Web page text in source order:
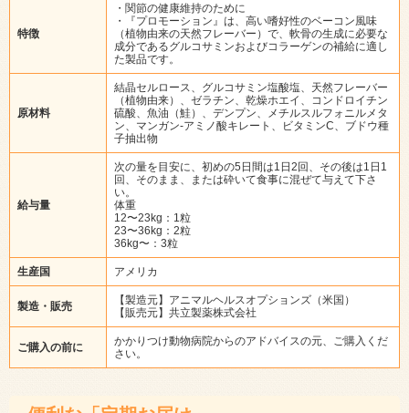
特徴
・関節の健康維持のために
・『プロモーション』は、高い嗜好性のベーコン風味
（植物由来の天然フレーバー）で、軟骨の生成に必要な
成分であるグルコサミンおよびコラーゲンの補給に適し
た製品です。
原材料
結晶セルロース、グルコサミン塩酸塩、天然フレーバー
（植物由来）、ゼラチン、乾燥ホエイ、コンドロイチン
硫酸、魚油（鮭）、デンプン、メチルスルフォニルメタ
ン、マンガン-アミノ酸キレート、ビタミンC、ブドウ種
子抽出物
給与量
次の量を目安に、初めの5日間は1日2回、その後は1日1
回、そのまま、または砕いて食事に混ぜて与えて下さ
い。
体重
12〜23kg：1粒
23〜36kg：2粒
36kg〜：3粒
生産国 アメリカ
製造・販売
【製造元】アニマルヘルスオプションズ（米国）
【販売元】共立製薬株式会社
ご購入の前に
かかりつけ動物病院からのアドバイスの元、ご購入くだ
さい。